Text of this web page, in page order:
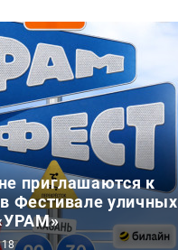
приглашаются к
Фестивале уличных